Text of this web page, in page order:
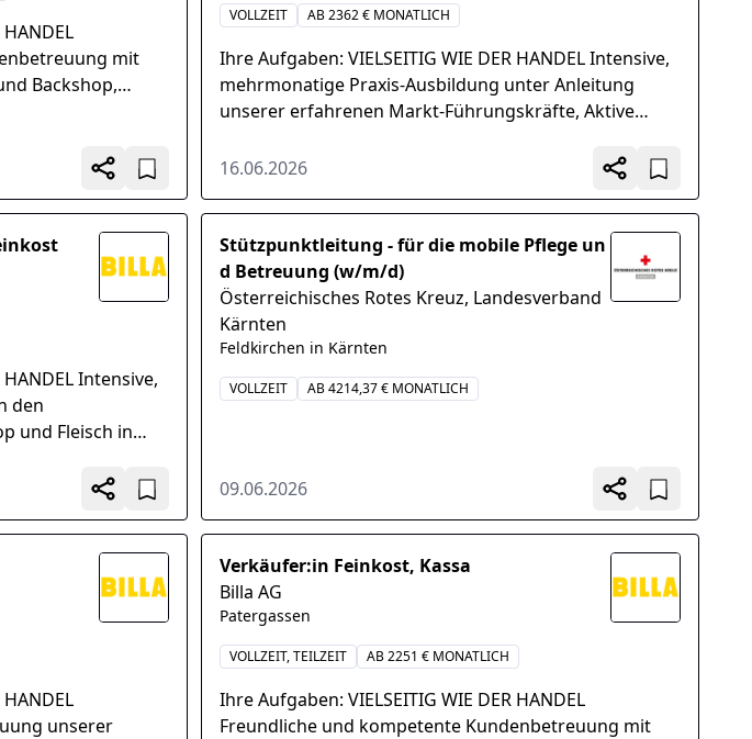
mit
Backshop,
VOLLZEIT AB 2362 € MONATLICH
Ihre Aufgaben: VIELSEITIG WIE DER HANDEL Intensive,
mehrmonatige Praxis-Ausbildung unter Anleitung
unserer erfahrenen Markt-Führungskräfte, Aktive
Weiterbildungsangebot...
16.06.2026
Intensive,
den
und Fleisch in
Stützpunktleitung - für die mobile Pflege un
d Betreuung (w/m/d)
Österreichisches Rotes Kreuz, Landesverband
Kärnten
Feldkirchen in Kärnten
VOLLZEIT AB 4214,37 € MONATLICH
09.06.2026
unserer
Verkäufer:in Feinkost, Kassa
Billa AG
Patergassen
VOLLZEIT, TEILZEIT AB 2251 € MONATLICH
Ihre Aufgaben: VIELSEITIG WIE DER HANDEL
Freundliche und kompetente Kundenbetreuung mit